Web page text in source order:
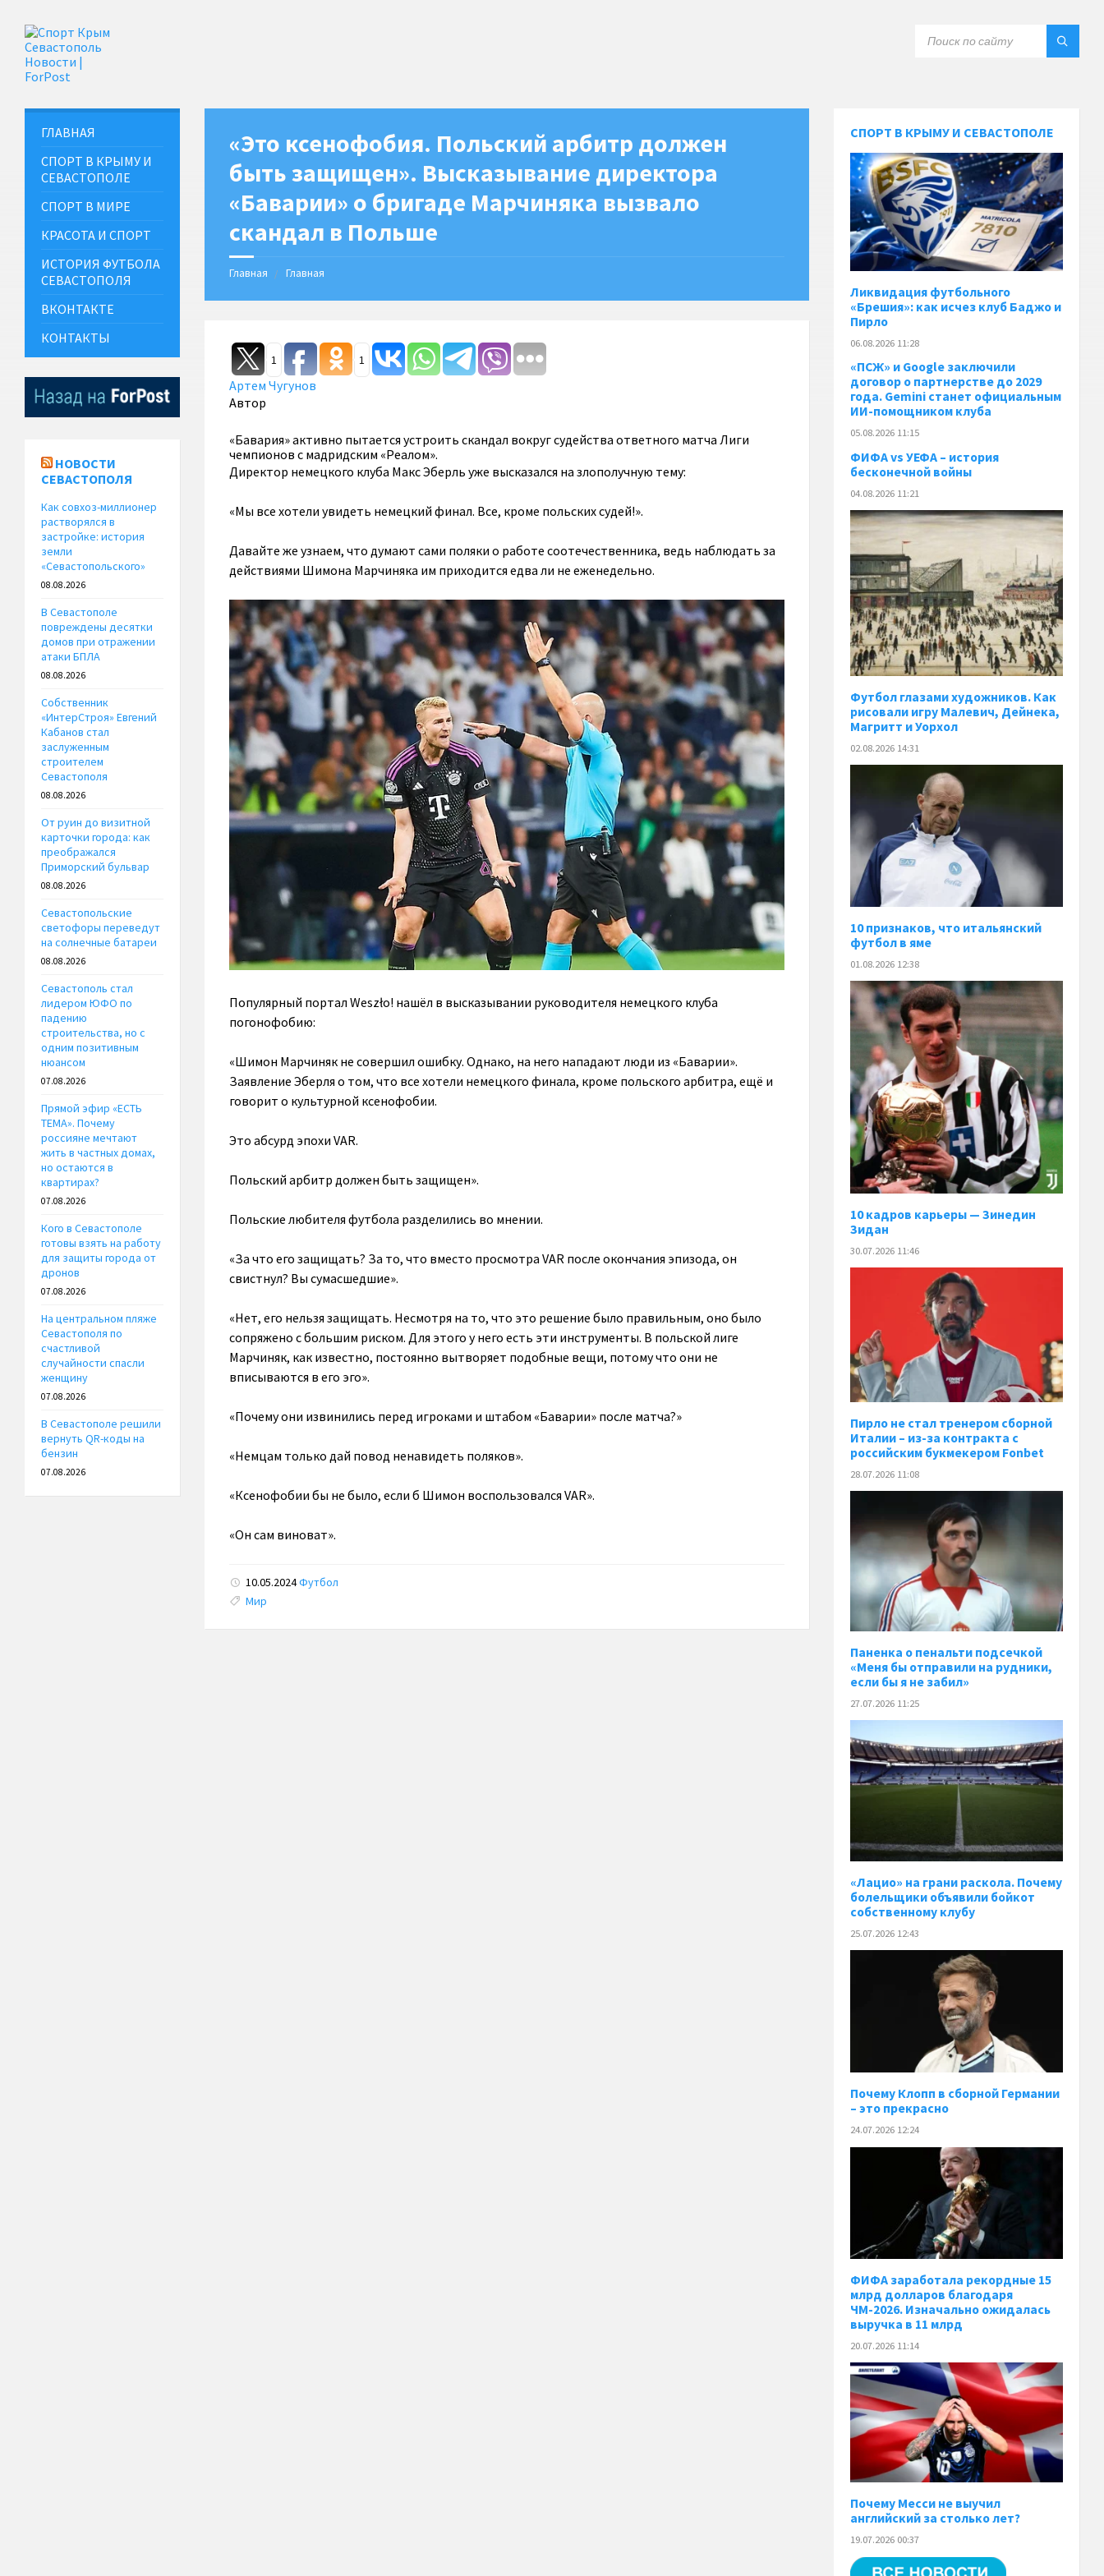
«Это ксенофобия. Польский арбитр должен
быть защищен». Высказывание директора
«Баварии» о бригаде Марчиняка вызвало
скандал в Польше
Главная Главная
1 1
Артем Чугунов
Автор
«Бавария» активно пытается устроить скандал вокруг судейства ответного матча Лиги
чемпионов с мадридским «Реалом».
Директор немецкого клуба Макс Эберль уже высказался на злополучную тему:
«Мы все хотели увидеть немецкий финал. Все, кроме польских судей!».
Давайте же узнаем, что думают сами поляки о работе соотечественника, ведь наблюдать за
действиями Шимона Марчиняка им приходится едва ли не еженедельно.
Популярный порталWeszło! нашёл в высказывании руководителя немецкого клуба
погонофобию:
«Шимон Марчиняк не совершил ошибку. Однако, на него нападают люди из «Баварии».
Заявление Эберля о том, что все хотели немецкого финала, кроме польского арбитра, ещё и
говорит о культурной ксенофобии.
Это абсурд эпохи VAR.
Польский арбитр должен быть защищен».
Польские любителя футбола разделились во мнении.
«За что его защищать? За то, что вместо просмотра VAR после окончания эпизода, он
свистнул? Вы сумасшедшие».
«Нет, его нельзя защищать. Несмотря на то, что это решение было правильным, оно было
сопряжено с большим риском. Для этого у него есть эти инструменты. В польской лиге
Марчиняк, как известно, постоянно вытворяет подобные вещи, потому что они не
вписываются в его эго».
«Почему они извинились перед игроками и штабом «Баварии» после матча?»
«Немцам только дай повод ненавидеть поляков».
«Ксенофобии бы не было, если б Шимон воспользовался VAR».
«Он сам виноват».
10.05.2024Футбол
Tags:
Мир
ГЛАВНАЯ
СПОРТ В КРЫМУ И
СЕВАСТОПОЛЕ
СПОРТ В МИРЕ
КРАСОТА И СПОРТ
ИСТОРИЯ ФУТБОЛА
СЕВАСТОПОЛЯ
ВКОНТАКТЕ
КОНТАКТЫ
НОВОСТИ
СЕВАСТОПОЛЯ
Как совхоз-миллионер
растворялся в
застройке: история
земли
«Севастопольского»
08.08.2026
В Севастополе
повреждены десятки
домов при отражении
атаки БПЛА
08.08.2026
Собственник
«ИнтерСтроя» Евгений
Кабанов стал
заслуженным
строителем
Севастополя
08.08.2026
От руин до визитной
карточки города: как
преображался
Приморский бульвар
08.08.2026
Севастопольские
светофоры переведут
на солнечные батареи
08.08.2026
Севастополь стал
лидером ЮФО по
падению
строительства, но с
одним позитивным
нюансом
07.08.2026
Прямой эфир «ЕСТЬ
ТЕМА». Почему
россияне мечтают
жить в частных домах,
но остаются в
квартирах?
07.08.2026
Кого в Севастополе
готовы взять на работу
для защиты города от
дронов
07.08.2026
На центральном пляже
Севастополя по
счастливой
случайности спасли
женщину
07.08.2026
В Севастополе решили
вернуть QR-коды на
бензин
07.08.2026
СПОРТ В КРЫМУ И СЕВАСТОПОЛЕ
Ликвидация футбольного
«Брешия»: как исчез клуб Баджо и
Пирло
06.08.2026 11:28
«ПСЖ» и Google заключили
договор о партнерстве до 2029
года. Gemini станет официальным
ИИ-помощником клуба
05.08.2026 11:15
ФИФА vs УЕФА – история
бесконечной войны
04.08.2026 11:21
Футбол глазами художников. Как
рисовали игру Малевич, Дейнека,
Магритт и Уорхол
02.08.2026 14:31
10 признаков, что итальянский
футбол в яме
01.08.2026 12:38
10 кадров карьеры — Зинедин
Зидан
30.07.2026 11:46
Пирло не стал тренером сборной
Италии – из-за контракта с
российским букмекером Fonbet
28.07.2026 11:08
Паненка o пенальти подсечкой
«Меня бы отправили на рудники,
если бы я не забил»
27.07.2026 11:25
«Лацио» на грани раскола. Почему
болельщики объявили бойкот
собственному клубу
25.07.2026 12:43
Почему Клопп в сборной Германии
– это прекрасно
24.07.2026 12:24
ФИФА заработала рекордные 15
млрд долларов благодаря
ЧМ-2026. Изначально ожидалась
выручка в 11 млрд
20.07.2026 11:14
Почему Месси не выучил
английский за столько лет?
19.07.2026 00:37